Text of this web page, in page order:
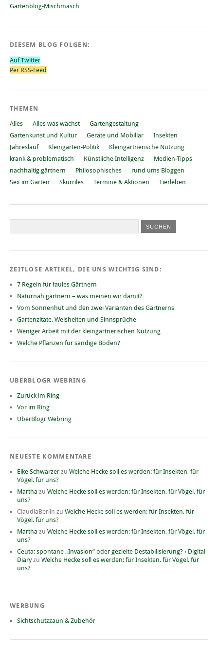
Gartenblog-Mischmasch
DIESEM BLOG FOLGEN:
Auf Twitter
Per RSS-Feed
THEMEN
Alles Alles was wächst
Gartengestaltung
Gartenkunst und Kultur
Geräte und Mobiliar
Insekten
Jahreslauf
Kleingarten-Politik
Kleingärtnerische Nutzung
krank & problematisch
Künstliche Intelligenz
Medien-Tipps
nachhaltig gärtnern
Philosophisches
rund ums Bloggen
Sex im Garten
Skurriles Termine & Aktionen Tierleben
ZEITLOSE ARTIKEL, DIE UNS WICHTIG SIND:
7 Regeln für faules Gärtnern
Naturnah gärtnern – was meinen wir damit?
Vom Sonnenhut und den zwei Varianten des Gärtnerns
Gartenzitate, Weisheiten und Sinnsprüche
Weniger Arbeit mit der kleingärtnerischen Nutzung
Welche Pflanzen für sandige Böden?
UBERBLOGR WEBRING
Zurück im Ring
Vor im Ring
UberBlogr Webring
NEUESTE KOMMENTARE
Elke Schwarzer zu Welche Hecke soll es werden: für Insekten, für
Vögel, für uns?
Martha zu Welche Hecke soll es werden: für Insekten, für Vögel, für
uns?
ClaudiaBerlin zu Welche Hecke soll es werden: für Insekten, für
Vögel, für uns?
Martha zu Welche Hecke soll es werden: für Insekten, für Vögel, für
uns?
Ceuta: spontane „Invasion“ oder gezielte Destabilisierung? › Digital
Diaryzu Welche Hecke soll es werden: für Insekten, für Vögel, für
uns?
WERBUNG
Sichtschutzzaun & Zubehör